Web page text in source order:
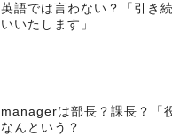
英語では言わない？「引き
いいたします」
managerは部長？課長？「
なんという？